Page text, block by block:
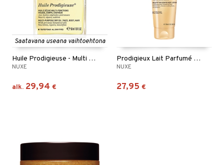
Saatavana useana vaihtoehtona
Huile Prodigieuse - Multi Purpose Dry Oil
NUXE
alk. 29,94 €
Prodigieux Lait Parfumé - Body Lotion
NUXE
27,95 €